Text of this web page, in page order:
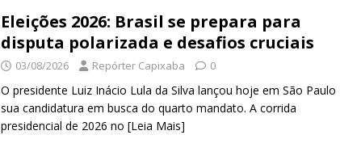
Eleições 2026: Brasil se prepara para
disputa polarizada e desafios cruciais
03/08/2026 Repórter Capixaba 0
O presidente Luiz Inácio Lula da Silva lançou hoje em São Paulo
sua candidatura em busca do quarto mandato. A corrida
presidencial de 2026 no [Leia Mais]